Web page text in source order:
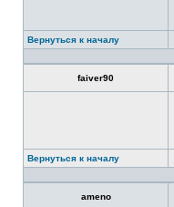
Вернуться к началу
faiver90
Вернуться к началу
ameno